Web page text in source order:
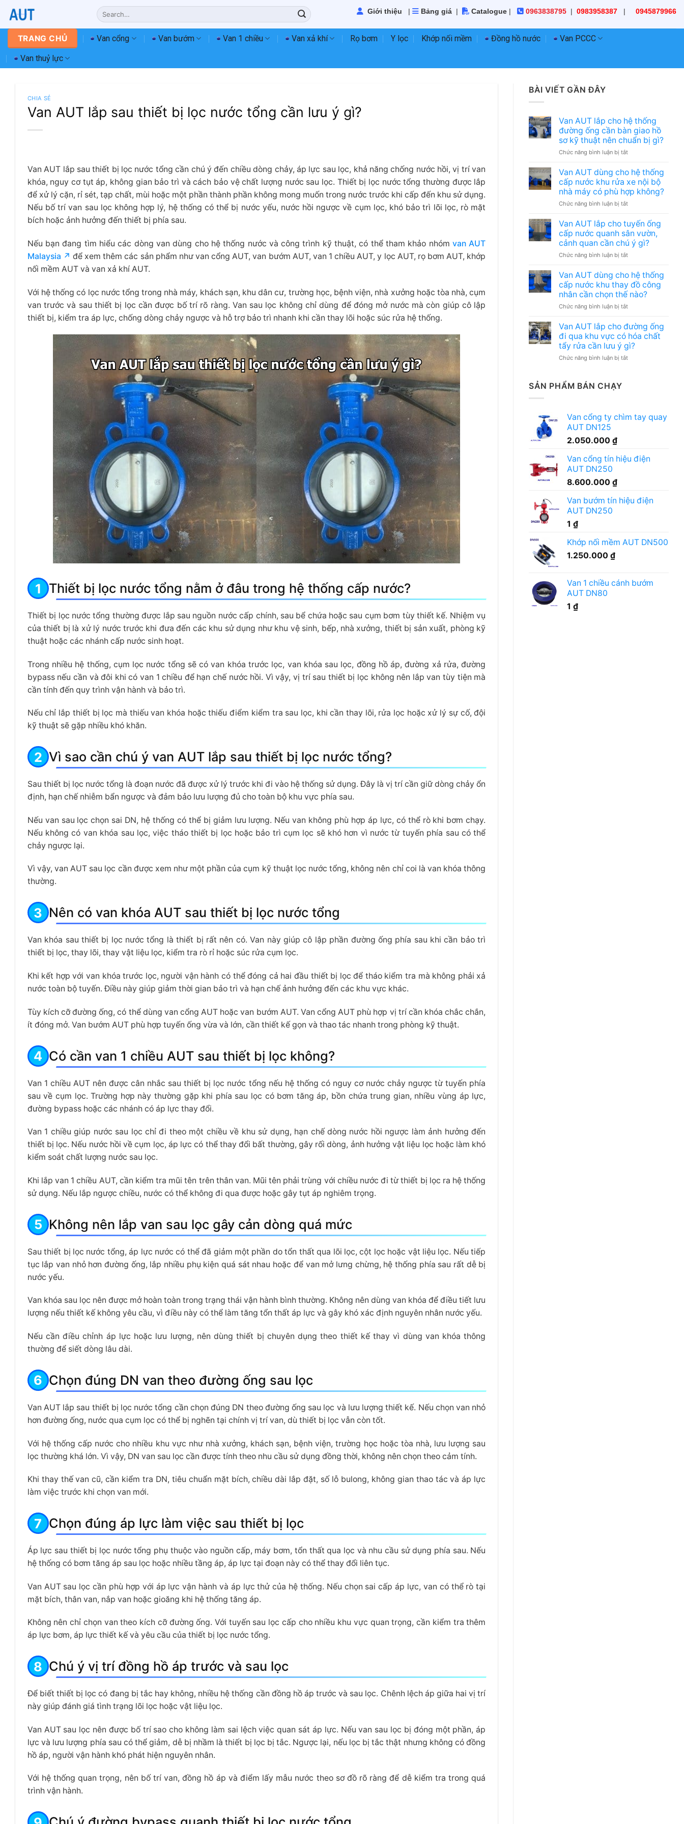
đến
nội
dung
Search
for:
Giới thiệu | Bảng giá | Catalogue | 0963838795 | 0983958387 | 0945879966
TRANG CHỦ Van cổng Van bướm Van 1 chiều Van xả khí Rọ bơm Y lọc Khớp nối mềm Đồng hồ nước Van PCCC
Van thuỷ lực
CHIA SẺ
Van AUT lắp sau thiết bị lọc nước tổng cần lưu ý gì?
Van AUT lắp sau thiết bị lọc nước tổng cần chú ý đến chiều dòng chảy, áp lực sau lọc, khả năng chống nước hồi, vị trí van
khóa, nguy cơ tụt áp, không gian bảo trì và cách bảo vệ chất lượng nước sau lọc. Thiết bị lọc nước tổng thường được lắp
để xử lý cặn, rỉ sét, tạp chất, mùi hoặc một phần thành phần không mong muốn trong nước trước khi cấp đến khu sử dụng.
Nếu bố trí van sau lọc không hợp lý, hệ thống có thể bị nước yếu, nước hồi ngược về cụm lọc, khó bảo trì lõi lọc, rò mặt
bích hoặc ảnh hưởng đến thiết bị phía sau.
Nếu bạn đang tìm hiểu các dòng van dùng cho hệ thống nước và công trình kỹ thuật, có thể tham khảo nhóm van AUT
Malaysia ↗ để xem thêm các sản phẩm như van cổng AUT, van bướm AUT, van 1 chiều AUT, y lọc AUT, rọ bơm AUT, khớp
nối mềm AUT và van xả khí AUT.
Với hệ thống có lọc nước tổng trong nhà máy, khách sạn, khu dân cư, trường học, bệnh viện, nhà xưởng hoặc tòa nhà, cụm
van trước và sau thiết bị lọc cần được bố trí rõ ràng. Van sau lọc không chỉ dùng để đóng mở nước mà còn giúp cô lập
thiết bị, kiểm tra áp lực, chống dòng chảy ngược và hỗ trợ bảo trì nhanh khi cần thay lõi hoặc súc rửa hệ thống.
Thiết bị lọc nước tổng nằm ở đâu trong hệ thống cấp nước?
Thiết bị lọc nước tổng thường được lắp sau nguồn nước cấp chính, sau bể chứa hoặc sau cụm bơm tùy thiết kế. Nhiệm vụ
của thiết bị là xử lý nước trước khi đưa đến các khu sử dụng như khu vệ sinh, bếp, nhà xưởng, thiết bị sản xuất, phòng kỹ
thuật hoặc các nhánh cấp nước sinh hoạt.
Trong nhiều hệ thống, cụm lọc nước tổng sẽ có van khóa trước lọc, van khóa sau lọc, đồng hồ áp, đường xả rửa, đường
bypass nếu cần và đôi khi có van 1 chiều để hạn chế nước hồi. Vì vậy, vị trí sau thiết bị lọc không nên lắp van tùy tiện mà
cần tính đến quy trình vận hành và bảo trì.
Nếu chỉ lắp thiết bị lọc mà thiếu van khóa hoặc thiếu điểm kiểm tra sau lọc, khi cần thay lõi, rửa lọc hoặc xử lý sự cố, đội
kỹ thuật sẽ gặp nhiều khó khăn.
Vì sao cần chú ý van AUT lắp sau thiết bị lọc nước tổng?
Sau thiết bị lọc nước tổng là đoạn nước đã được xử lý trước khi đi vào hệ thống sử dụng. Đây là vị trí cần giữ dòng chảy ổn
định, hạn chế nhiễm bẩn ngược và đảm bảo lưu lượng đủ cho toàn bộ khu vực phía sau.
Nếu van sau lọc chọn sai DN, hệ thống có thể bị giảm lưu lượng. Nếu van không phù hợp áp lực, có thể rò khi bơm chạy.
Nếu không có van khóa sau lọc, việc tháo thiết bị lọc hoặc bảo trì cụm lọc sẽ khó hơn vì nước từ tuyến phía sau có thể
chảy ngược lại.
Vì vậy, van AUT sau lọc cần được xem như một phần của cụm kỹ thuật lọc nước tổng, không nên chỉ coi là van khóa thông
thường.
Nên có van khóa AUT sau thiết bị lọc nước tổng
Van khóa sau thiết bị lọc nước tổng là thiết bị rất nên có. Van này giúp cô lập phần đường ống phía sau khi cần bảo trì
thiết bị lọc, thay lõi, thay vật liệu lọc, kiểm tra rò rỉ hoặc súc rửa cụm lọc.
Khi kết hợp với van khóa trước lọc, người vận hành có thể đóng cả hai đầu thiết bị lọc để tháo kiểm tra mà không phải xả
nước toàn bộ tuyến. Điều này giúp giảm thời gian bảo trì và hạn chế ảnh hưởng đến các khu vực khác.
Tùy kích cỡ đường ống, có thể dùng van cổng AUT hoặc van bướm AUT. Van cổng AUT phù hợp vị trí cần khóa chắc chắn,
ít đóng mở. Van bướm AUT phù hợp tuyến ống vừa và lớn, cần thiết kế gọn và thao tác nhanh trong phòng kỹ thuật.
Có cần van 1 chiều AUT sau thiết bị lọc không?
Van 1 chiều AUT nên được cân nhắc sau thiết bị lọc nước tổng nếu hệ thống có nguy cơ nước chảy ngược từ tuyến phía
sau về cụm lọc. Trường hợp này thường gặp khi phía sau lọc có bơm tăng áp, bồn chứa trung gian, nhiều vùng áp lực,
đường bypass hoặc các nhánh có áp lực thay đổi.
Van 1 chiều giúp nước sau lọc chỉ đi theo một chiều về khu sử dụng, hạn chế dòng nước hồi ngược làm ảnh hưởng đến
thiết bị lọc. Nếu nước hồi về cụm lọc, áp lực có thể thay đổi bất thường, gây rối dòng, ảnh hưởng vật liệu lọc hoặc làm khó
kiểm soát chất lượng nước sau lọc.
Khi lắp van 1 chiều AUT, cần kiểm tra mũi tên trên thân van. Mũi tên phải trùng với chiều nước đi từ thiết bị lọc ra hệ thống
sử dụng. Nếu lắp ngược chiều, nước có thể không đi qua được hoặc gây tụt áp nghiêm trọng.
Không nên lắp van sau lọc gây cản dòng quá mức
Sau thiết bị lọc nước tổng, áp lực nước có thể đã giảm một phần do tổn thất qua lõi lọc, cột lọc hoặc vật liệu lọc. Nếu tiếp
tục lắp van nhỏ hơn đường ống, lắp nhiều phụ kiện quá sát nhau hoặc để van mở lưng chừng, hệ thống phía sau rất dễ bị
nước yếu.
Van khóa sau lọc nên được mở hoàn toàn trong trạng thái vận hành bình thường. Không nên dùng van khóa để điều tiết lưu
lượng nếu thiết kế không yêu cầu, vì điều này có thể làm tăng tổn thất áp lực và gây khó xác định nguyên nhân nước yếu.
Nếu cần điều chỉnh áp lực hoặc lưu lượng, nên dùng thiết bị chuyên dụng theo thiết kế thay vì dùng van khóa thông
thường để siết dòng lâu dài.
Chọn đúng DN van theo đường ống sau lọc
Van AUT lắp sau thiết bị lọc nước tổng cần chọn đúng DN theo đường ống sau lọc và lưu lượng thiết kế. Nếu chọn van nhỏ
hơn đường ống, nước qua cụm lọc có thể bị nghẽn tại chính vị trí van, dù thiết bị lọc vẫn còn tốt.
Với hệ thống cấp nước cho nhiều khu vực như nhà xưởng, khách sạn, bệnh viện, trường học hoặc tòa nhà, lưu lượng sau
lọc thường khá lớn. Vì vậy, DN van sau lọc cần được tính theo nhu cầu sử dụng đồng thời, không nên chọn theo cảm tính.
Khi thay thế van cũ, cần kiểm tra DN, tiêu chuẩn mặt bích, chiều dài lắp đặt, số lỗ bulong, không gian thao tác và áp lực
làm việc trước khi chọn van mới.
Chọn đúng áp lực làm việc sau thiết bị lọc
Áp lực sau thiết bị lọc nước tổng phụ thuộc vào nguồn cấp, máy bơm, tổn thất qua lọc và nhu cầu sử dụng phía sau. Nếu
hệ thống có bơm tăng áp sau lọc hoặc nhiều tầng áp, áp lực tại đoạn này có thể thay đổi liên tục.
Van AUT sau lọc cần phù hợp với áp lực vận hành và áp lực thử của hệ thống. Nếu chọn sai cấp áp lực, van có thể rò tại
mặt bích, thân van, nắp van hoặc gioăng khi hệ thống tăng áp.
Không nên chỉ chọn van theo kích cỡ đường ống. Với tuyến sau lọc cấp cho nhiều khu vực quan trọng, cần kiểm tra thêm
áp lực bơm, áp lực thiết kế và yêu cầu của thiết bị lọc nước tổng.
Chú ý vị trí đồng hồ áp trước và sau lọc
Để biết thiết bị lọc có đang bị tắc hay không, nhiều hệ thống cần đồng hồ áp trước và sau lọc. Chênh lệch áp giữa hai vị trí
này giúp đánh giá tình trạng lõi lọc hoặc vật liệu lọc.
Van AUT sau lọc nên được bố trí sao cho không làm sai lệch việc quan sát áp lực. Nếu van sau lọc bị đóng một phần, áp
lực và lưu lượng phía sau có thể giảm, dễ bị nhầm là thiết bị lọc bị tắc. Ngược lại, nếu lọc bị tắc thật nhưng không có đồng
hồ áp, người vận hành khó phát hiện nguyên nhân.
Với hệ thống quan trọng, nên bố trí van, đồng hồ áp và điểm lấy mẫu nước theo sơ đồ rõ ràng để dễ kiểm tra trong quá
trình vận hành.
BÀI VIẾT GẦN ĐÂY
Van AUT lắp cho hệ thống
đường ống cần bàn giao hồ
sơ kỹ thuật nên chuẩn bị gì?
Chức năng bình luận bị tắtở
AUT
cho
hệ
thống
ống
cần
bàn
giao
hồ
kỹ
thuật
nên
chuẩn
bị
Van AUT dùng cho hệ thống
cấp nước khu rửa xe nội bộ
nhà máy có phù hợp không?
Chức năng bình luận bị tắtở
AUT
dùng
cho
hệ
thống
nước
khu
rửa
xe
nội
nhà
máy
có
phù
hợp
Van AUT lắp cho tuyến ống
cấp nước quanh sân vườn,
cảnh quan cần chú ý gì?
Chức năng bình luận bị tắtở
AUT
lắp
cho
tuyến
ống
nước
quanh
sân
vườn,
cảnh
Van AUT dùng cho hệ thống
cấp nước khu thay đồ công
nhân cần chọn thế nào?
Chức năng bình luận bị tắtở
AUT
dùng
cho
hệ
thống
nhân
Van AUT lắp cho đường ống
đi qua khu vực có hóa chất
tẩy rửa cần lưu ý gì?
Chức năng bình luận bị tắtở
đi
hóa
cần
lưu
SẢN PHẨM BÁN CHẠY
Van cổng ty chìm tay quay
AUT DN125
2.050.000 ₫
Van cổng tín hiệu điện
AUT DN250
8.600.000 ₫
Van bướm tín hiệu điện
AUT DN250
1 ₫
Khớp nối mềm AUT DN500
1.250.000 ₫
Van 1 chiều cánh bướm
AUT DN80
1 ₫